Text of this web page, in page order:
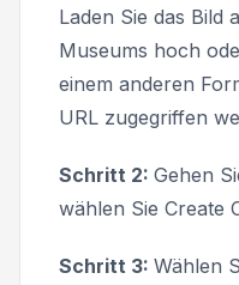
Laden Sie das Bild
Museums hoch
einem anderen
URL zugegriffen
Schritt 2: Gehen
wählen Sie Create
Schritt 3: Wählen